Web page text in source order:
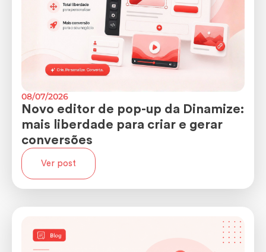
08/07/2026
Novo editor de pop-up da Dinamize:
mais liberdade para criar e gerar
conversões
Ver post